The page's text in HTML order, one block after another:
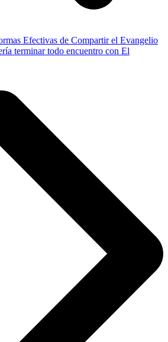
Efectivas de Compartir el Evangelio
terminar todo encuentro con El